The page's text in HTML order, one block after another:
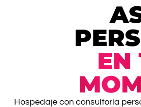
EN
Hospedaje con consultoría